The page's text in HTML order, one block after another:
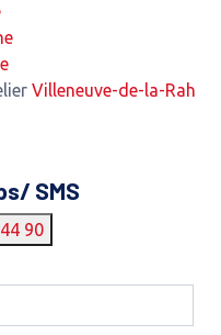
Villeneuve-de-la-Raho2,52
SMS
90